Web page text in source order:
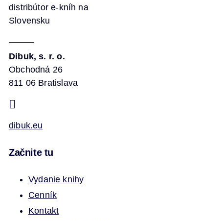
distribútor e-kníh na
Slovensku
Dibuk, s. r. o.
Obchodná 26
811 06 Bratislava
dibuk.eu
Začnite tu
Vydanie knihy
Cenník
Kontakt